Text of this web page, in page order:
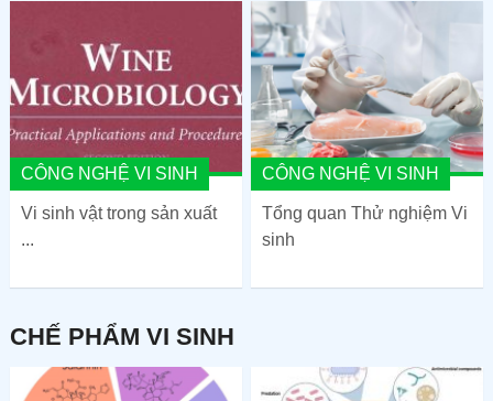
CÔNG NGHỆ VI SINH
Vi sinh vật trong sản xuất
...
CÔNG NGHỆ VI SINH
Tổng quan Thử nghiệm Vi
sinh
CHẾ PHẨM VI SINH